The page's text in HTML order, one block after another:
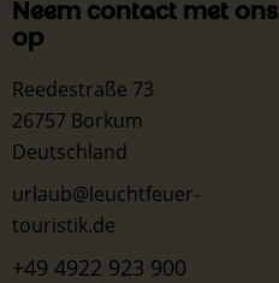
Neem contact met ons
op
Reedestraße 73
26757 Borkum
Deutschland
urlaub@leuchtfeuer-
touristik.de
+49 4922 923 900